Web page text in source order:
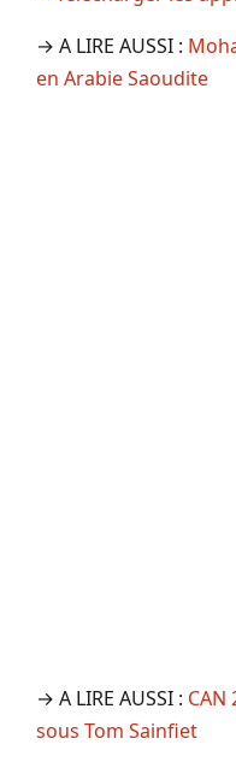
→ A LIRE AUSSI :
en Arabie Saoudite
→ A LIRE AUSSI : CAN
sous Tom Sainfiet